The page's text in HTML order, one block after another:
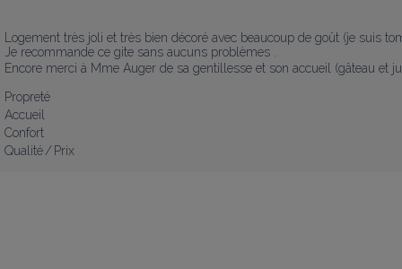
Logement très joli et très bien décoré avec beaucoup de goût (je suis
Je recommande ce gite sans aucuns problèmes .
Encore merci à Mme Auger de sa gentillesse et son accueil (gâteau
Propreté
Accueil
Confort
Qualité / Prix